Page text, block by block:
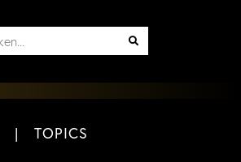
TOPICS